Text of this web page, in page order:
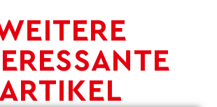
ARTIKEL